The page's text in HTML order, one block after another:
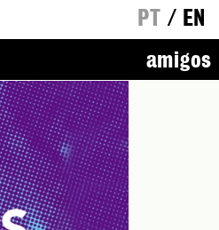
PT / EN
amigos